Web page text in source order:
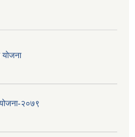
योजना
२०७९